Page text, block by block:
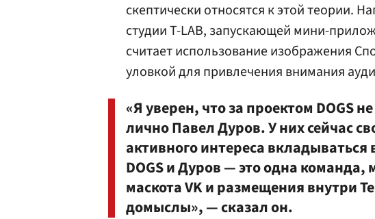
скептически относятся к этой теории.
студии T-LAB, запускающей мини-
считает использование изображения
уловкой для привлечения внимания
«Я уверен, что за проектом DOGS
лично Павел Дуров. У них сейчас
активного интереса вкладываться
DOGS и Дуров — это одна команда,
маскота VK и размещения внутри
домыслы», — сказал он.